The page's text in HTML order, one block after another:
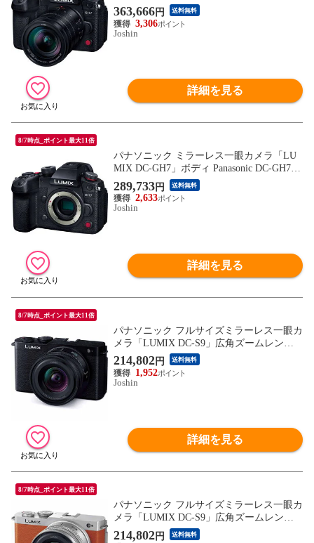
nasonic DC-GH7L 【返品種別A】
363,666円 送料無料
3,306
Joshin
詳細を見る
8/7時点_ポイント最大11倍
パナソニック ミラーレス一眼カメラ「LU
MIX DC-GH7」ボディ Panasonic DC-GH7
【返品種別A】
289,733円 送料無料
2,633
Joshin
詳細を見る
8/7時点_ポイント最大11倍
パナソニック フルサイズミラーレス一眼カ
メラ「LUMIX DC-S9」広角ズームレンズ
キット（ジェットブラック） Panasonic DC-
S9N-K 【返品種別A】
214,802円 送料無料
1,952
Joshin
詳細を見る
8/7時点_ポイント最大11倍
パナソニック フルサイズミラーレス一眼カ
メラ「LUMIX DC-S9」広角ズームレンズ
キット（キャメルオレンジ） Panasonic DC-
214,802円 送料無料